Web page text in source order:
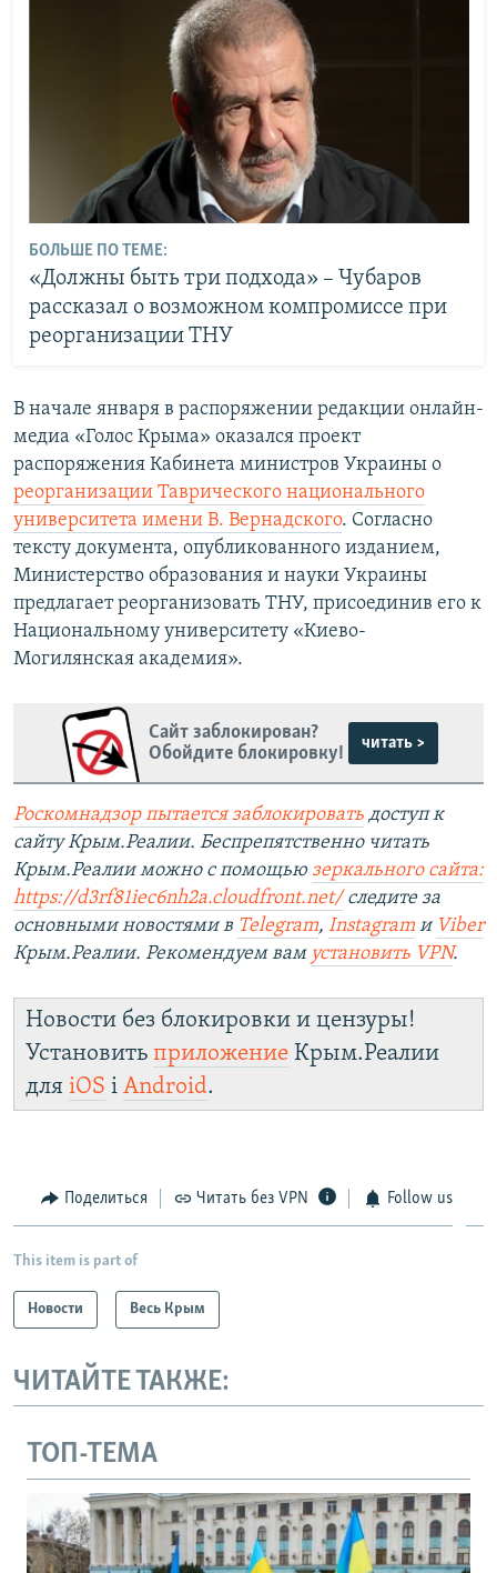
БОЛЬШЕ ПО ТЕМЕ:
«Должны быть три подхода» – Чубаров
рассказал о возможном компромиссе при
реорганизации ТНУ
В начале января в распоряжении редакции онлайн-
медиа «Голос Крыма» оказался проект
распоряжения Кабинета министров Украины о
реорганизации Таврического национального
университета имени В. Вернадского. Согласно
тексту документа, опубликованного изданием,
Министерство образования и науки Украины
предлагает реорганизовать ТНУ, присоединив его к
Национальному университету «Киево-
Могилянская академия».
Сайт заблокирован?
Обойдите блокировку!
читать >
Роскомнадзор пытается заблокировать доступ к
сайту Крым.Реалии. Беспрепятственно читать
Крым.Реалии можно с помощью зеркального сайта:
https://d3rf81iec6nh2a.cloudfront.net/следите за
основными новостями в Telegram, Instagram и Viber
Крым.Реалии. Рекомендуем вам установить VPN.
Новости без блокировки и цензуры!
Установить приложение Крым.Реалии
для iOS і Android.
Поделиться Читать без VPN Follow us
This item is part of
Новости Весь Крым
ЧИТАЙТЕ ТАКЖЕ:
ТОП-ТЕМА